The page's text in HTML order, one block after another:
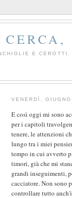
E CEROTTI.
VENERDÌ,
E così oggi mi sono
per i capitoli
tenere, le attenzioni
lungo tra i miei
tempo in cui avverto
timori, già che mi
grandi inseguimenti,
cacciatore. Non sono
controllare tutto